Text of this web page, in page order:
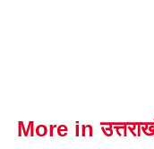
More in